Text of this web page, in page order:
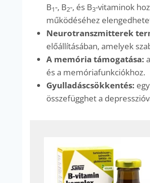
B1-, B2-, és B3-vitaminok
működéséhez
Neurotranszmitterek
előállításában, amelyek
A memória támogatása:
és a memóriafunkciókhoz.
Gyulladáscsökkentés:
összefügghet a